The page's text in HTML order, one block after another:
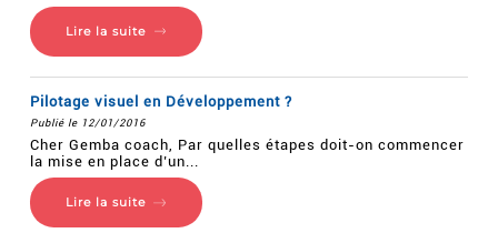
Lire la suite
Pilotage visuel en Développement ?
Publié le 12/01/2016
Cher Gemba coach, Par quelles étapes doit-on commencer
la mise en place d’un...
Lire la suite